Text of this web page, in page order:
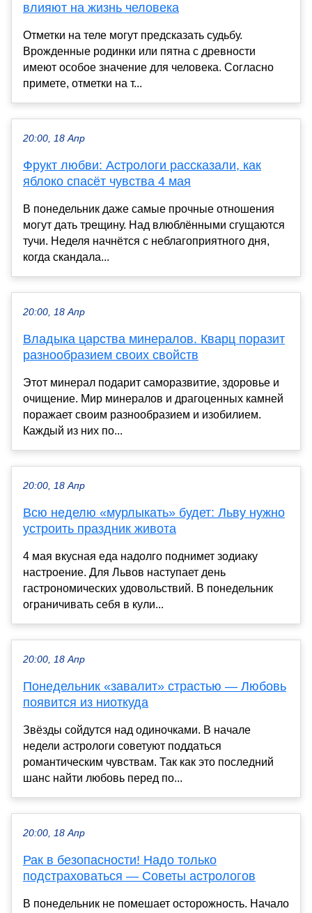
влияют на жизнь человека
Отметки на теле могут предсказать судьбу.
Врожденные родинки или пятна с древности
имеют особое значение для человека. Согласно
примете, отметки на т...
20:00, 18 Апр
Фрукт любви: Астрологи рассказали, как
яблоко спасёт чувства 4 мая
В понедельник даже самые прочные отношения
могут дать трещину. Над влюблёнными сгущаются
тучи. Неделя начнётся с неблагоприятного дня,
когда скандала...
20:00, 18 Апр
Владыка царства минералов. Кварц поразит
разнообразием своих свойств
Этот минерал подарит саморазвитие, здоровье и
очищение. Мир минералов и драгоценных камней
поражает своим разнообразием и изобилием.
Каждый из них по...
20:00, 18 Апр
Всю неделю «мурлыкать» будет: Льву нужно
устроить праздник живота
4 мая вкусная еда надолго поднимет зодиаку
настроение. Для Львов наступает день
гастрономических удовольствий. В понедельник
ограничивать себя в кули...
20:00, 18 Апр
Понедельник «завалит» страстью — Любовь
появится из ниоткуда
Звёзды сойдутся над одиночками. В начале
недели астрологи советуют поддаться
романтическим чувствам. Так как это последний
шанс найти любовь перед по...
20:00, 18 Апр
Рак в безопасности! Надо только
подстраховаться — Советы астрологов
В понедельник не помешает осторожность. Начало